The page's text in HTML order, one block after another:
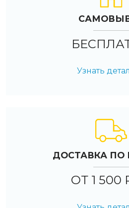
Узнать
ДОСТАВКА ПО
ОТ 1 500